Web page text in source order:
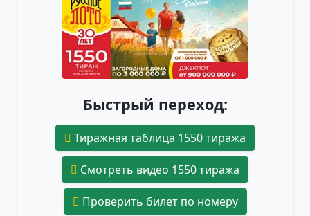
Быстрый переход:
Тиражная таблица 1550 тиража
Смотреть видео 1550 тиража
Проверить билет по номеру